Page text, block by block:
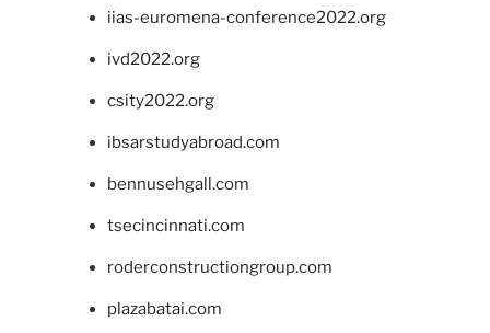
iias-euromena-conference2022.org
ivd2022.org
csity2022.org
ibsarstudyabroad.com
bennusehgall.com
tsecincinnati.com
roderconstructiongroup.com
plazabatai.com